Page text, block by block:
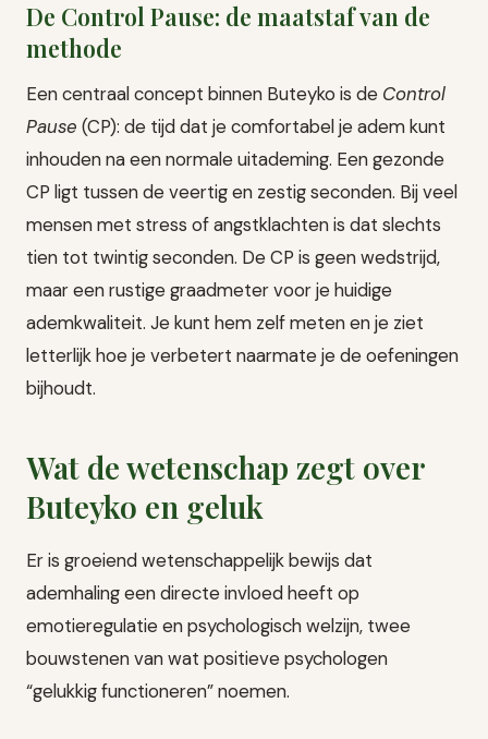
De Control Pause: de maatstaf van de
methode
Een centraal concept binnen Buteyko is de Control
Pause (CP): de tijd dat je comfortabel je adem kunt
inhouden na een normale uitademing. Een gezonde
CP ligt tussen de veertig en zestig seconden. Bij veel
mensen met stress of angstklachten is dat slechts
tien tot twintig seconden. De CP is geen wedstrijd,
maar een rustige graadmeter voor je huidige
ademkwaliteit. Je kunt hem zelf meten en je ziet
letterlijk hoe je verbetert naarmate je de oefeningen
bijhoudt.
Wat de wetenschap zegt over
Buteyko en geluk
Er is groeiend wetenschappelijk bewijs dat
ademhaling een directe invloed heeft op
emotieregulatie en psychologisch welzijn, twee
bouwstenen van wat positieve psychologen
“gelukkig functioneren” noemen.